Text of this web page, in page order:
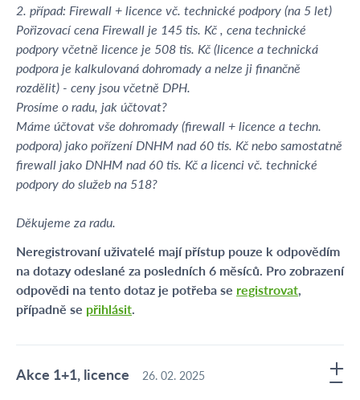
2. případ: Firewall + licence vč. technické podpory (na 5 let)
Pořizovací cena Firewall je 145 tis. Kč , cena technické
podpory včetně licence je 508 tis. Kč (licence a technická
podpora je kalkulovaná dohromady a nelze ji finančně
rozdělit) - ceny jsou včetně DPH.
Prosíme o radu, jak účtovat?
Máme účtovat vše dohromady (firewall + licence a techn.
podpora) jako pořízení DNHM nad 60 tis. Kč nebo samostatně
firewall jako DNHM nad 60 tis. Kč a licenci vč. technické
podpory do služeb na 518?
Děkujeme za radu.
Neregistrovaní uživatelé mají přístup pouze k odpovědím
na dotazy odeslané za posledních 6 měsíců. Pro zobrazení
odpovědi na tento dotaz je potřeba se registrovat,
případně se přihlásit.
Akce 1+1, licence 26. 02. 2025